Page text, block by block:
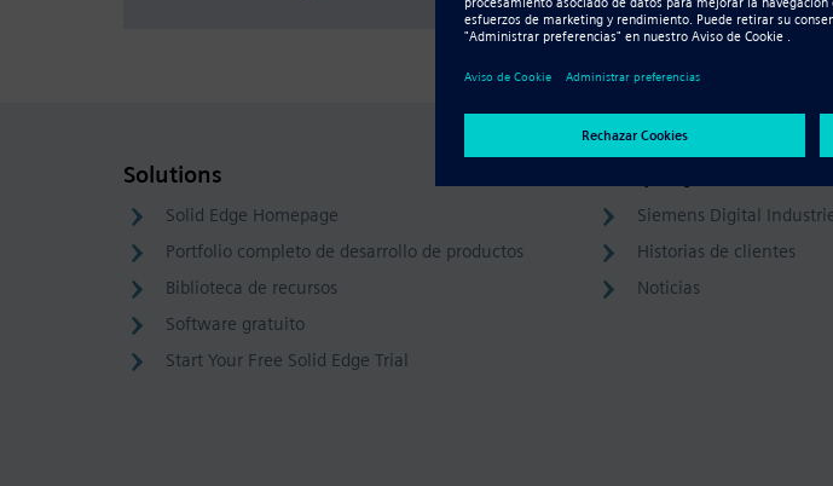
Solutions
Solid Edge Homepage
Portfolio completo de desarrollo de productos
Biblioteca de recursos
Software gratuito
Start Your Free Solid Edge Trial
Siemens Digital
Historias de clientes
Noticias